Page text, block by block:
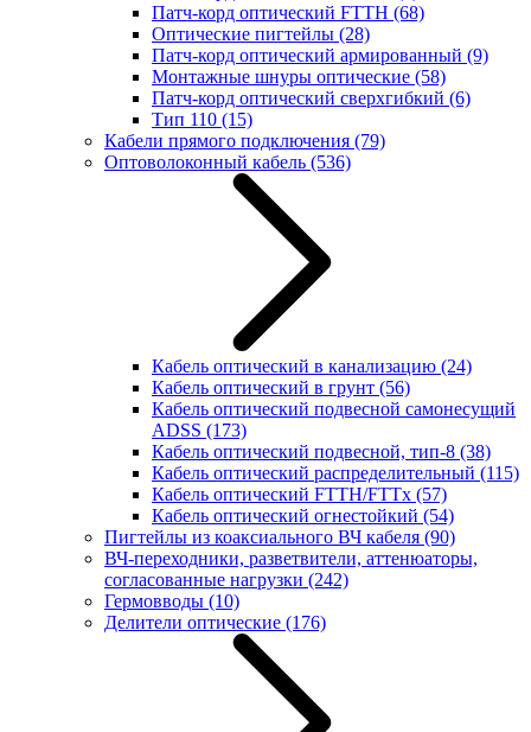
Патч-корд оптический FTTH (68)
Оптические пигтейлы (28)
Патч-корд оптический армированный (9)
Монтажные шнуры оптические (58)
Патч-корд оптический сверхгибкий (6)
Тип 110 (15)
Кабели прямого подключения (79)
Оптоволоконный кабель (536)
Кабель оптический в канализацию (24)
Кабель оптический в грунт (56)
Кабель оптический подвесной самонесущий
ADSS (173)
Кабель оптический подвесной, тип-8 (38)
Кабель оптический распределительный (115)
Кабель оптический FTTH/FTTx (57)
Кабель оптический огнестойкий (54)
Пигтейлы из коаксиального ВЧ кабеля (90)
ВЧ-переходники, разветвители, аттенюаторы,
согласованные нагрузки (242)
Гермовводы (10)
Делители оптические (176)